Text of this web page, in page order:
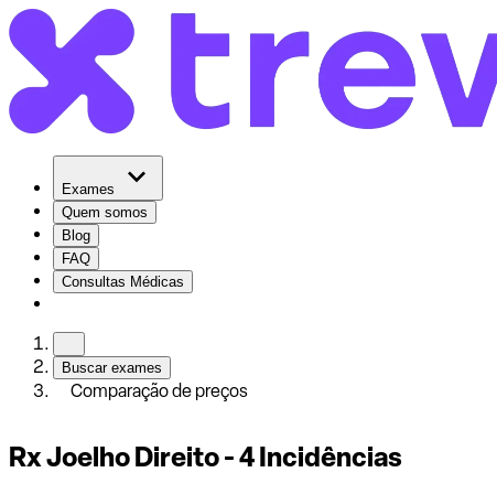
Exames
Quem somos
Blog
FAQ
Consultas Médicas
Buscar exames
Comparação de preços
Rx Joelho Direito - 4 Incidências